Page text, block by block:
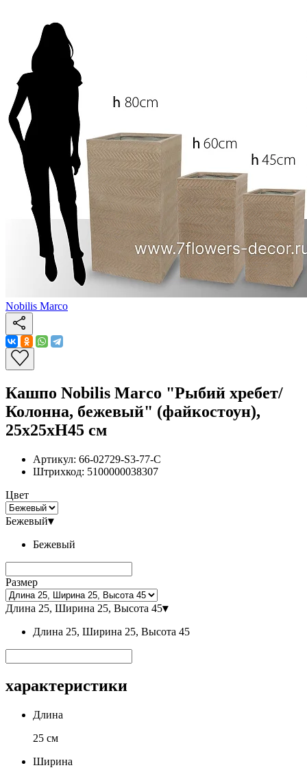
Nobilis Marco
Кашпо Nobilis Marco "Рыбий хребет/
Колонна, бежевый" (файкостоун),
25x25xH45 см
Артикул: 66-02729-S3-77-C
Штрихкод: 5100000038307
Цвет
Бежевый▾
Бежевый
Размер
Длина 25, Ширина 25, Высота 45▾
Длина 25, Ширина 25, Высота 45
характеристики
Длина
25 см
Ширина